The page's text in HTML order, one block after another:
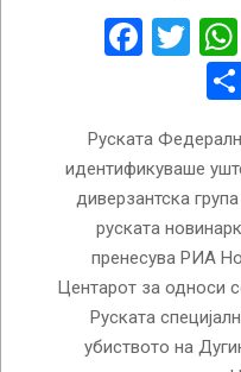
Руската
идентификуваше
диверзантска
руската
пренесува РИА
Центарот за односи
Руската
убиството на